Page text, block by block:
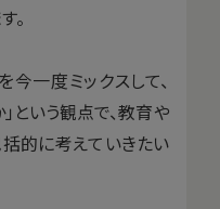
。
一度ミックスして、
という観点で、教育や
的に考えていきたい